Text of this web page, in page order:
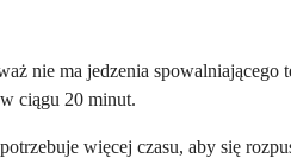
nie ma jedzenia
w ciągu 20 minut.
więcej czasu, aby się